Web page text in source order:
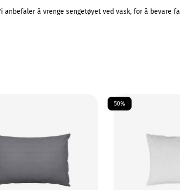
å vrenge sengetøyet ved vask, for å bevare
50%